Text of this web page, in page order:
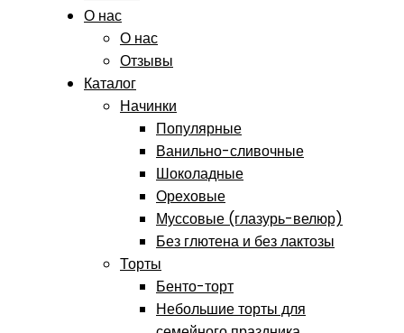
О нас
О нас
Отзывы
Каталог
Начинки
Популярные
Ванильно-сливочные
Шоколадные
Ореховые
Муссовые (глазурь-велюр)
Без глютена и без лактозы
Торты
Бенто-торт
Небольшие торты для